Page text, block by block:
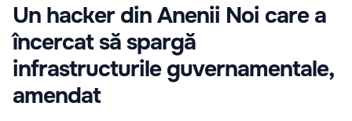
Un hacker din Anenii Noi care a
încercat să spargă
infrastructurile guvernamentale,
amendat